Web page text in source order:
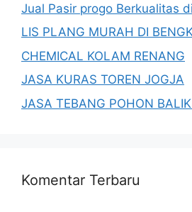
Jual Pasir progo Berkualitas
LIS PLANG MURAH DI
CHEMICAL KOLAM RENANG
JASA KURAS TOREN JOGJA
JASA TEBANG POHON
Komentar Terbaru